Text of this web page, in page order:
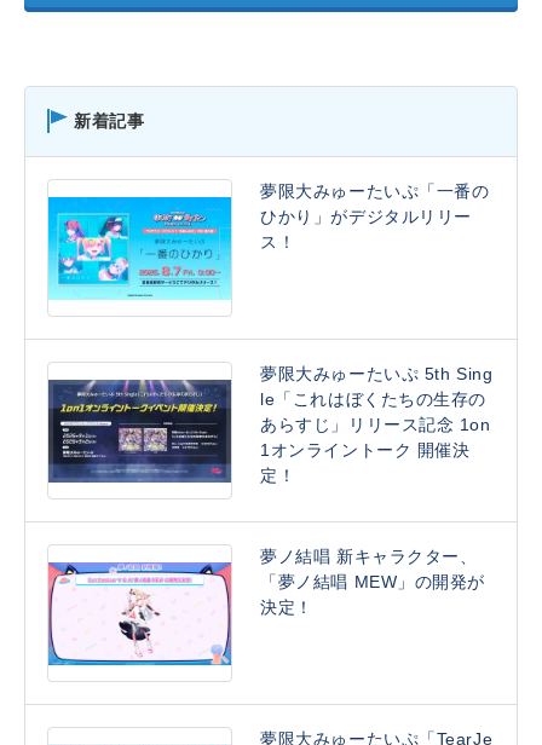
新着記事
夢限大みゅーたいぷ「一番の
ひかり」がデジタルリリー
ス！
夢限大みゅーたいぷ 5th Sing
le「これはぼくたちの生存の
あらすじ」リリース記念 1on
1オンライントーク 開催決
定！
夢ノ結唱 新キャラクター、
「夢ノ結唱 MEW」の開発が
決定！
夢限大みゅーたいぷ「TearJe